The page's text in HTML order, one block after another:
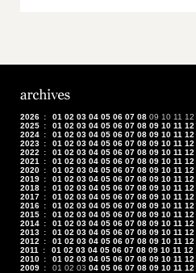
2026 : 01 02 03 04 05 06 07 08 09 10 11 12
2025 : 01 02 03 04 05 06 07 08 09 10 11 12
2024 : 01 02 03 04 05 06 07 08 09 10 11 12
2023 : 01 02 03 04 05 06 07 08 09 10 11 12
2022
: 01 02 03 04 05 06 07 08 09 10 11 12
2021
: 01 02 03 04 05 06 07 08 09 10 11 12
2020 : 01 02 03 04 05 06 07 08 09 10 11 12
2019 : 01 02 03 04 05 06 07 08 09 10 11 12
2018 : 01 02 03 04 05 06 07 08 09 10 11 12
2017 : 01 02 03 04 05 06 07 08 09 10 11 12
2016 : 01 02 03 04 05 06 07 08 09 10 11 12
2015 : 01 02 03 04 05 06 07 08 09 10 11 12
2014 : 01 02 03 04 05 06 07 08 09 10 11 12
2013 : 01 02 03 04 05 06 07 08 09 10 11 12
2012
: 01 02 03 04 05 06 07 08 09 10 11 12
2011
: 01 02 03 04 05 06 07 08 09 10 11 12
2010 : 01 02 03 04 05 06 07 08 09 10 11 12
2009 : 01 02 03 04 05 06 07 08 09 10 11 12